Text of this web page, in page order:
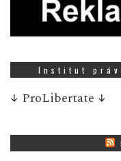
Institut
↓ ProLibertate ↓